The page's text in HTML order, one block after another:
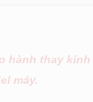
hành thay kính
máy.